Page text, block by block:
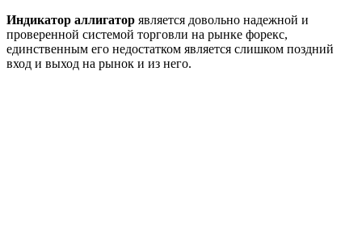
Индикатор аллигатор является довольно надежной и
проверенной системой торговли на рынке форекс,
единственным его недостатком является слишком поздний
вход и выход на рынок и из него.